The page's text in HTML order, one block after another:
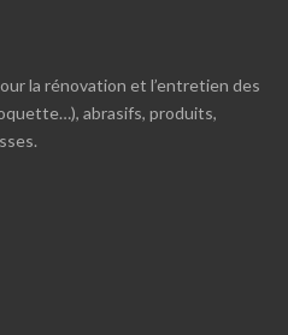
la rénovation et l’entretien des
abrasifs, produits,